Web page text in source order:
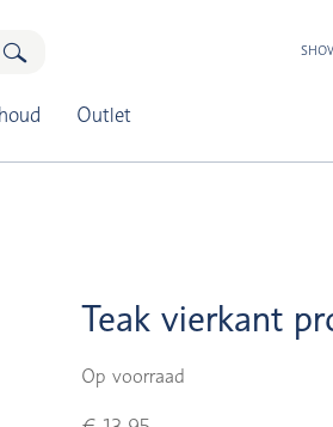
Outlet
Teak vierkant
Op voorraad